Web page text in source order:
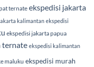
ternate ekspedisi jakarta
kalimantan ekspedisi
ekspedisi jakarta papua
ternate ekspedisi kalimantan
maluku ekspedisi murah